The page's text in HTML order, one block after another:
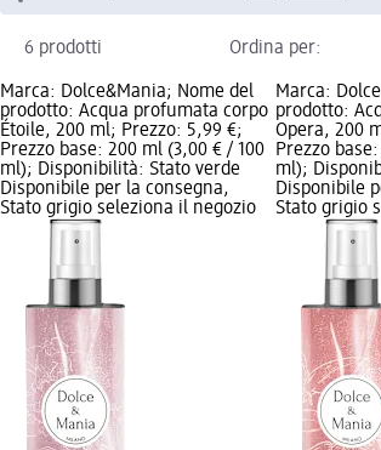
6 prodotti Ordina per:
Marca: Dolce&Mania; Nome del
prodotto: Acqua profumata corpo
Étoile, 200 ml; Prezzo: 5,99 €;
Prezzo base: 200 ml (3,00 € / 100
ml); Disponibilità: Stato verde
Disponibile per la consegna,
Stato grigio seleziona il negozio
Marca:
prodotto:
Opera, 200
Prezzo
ml);
Disponibile
Stato grigio